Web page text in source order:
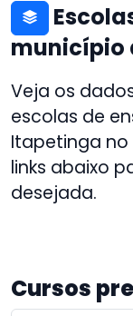
município
Veja os
escolas de
Itapetinga no
links abaixo
desejada.
Cursos